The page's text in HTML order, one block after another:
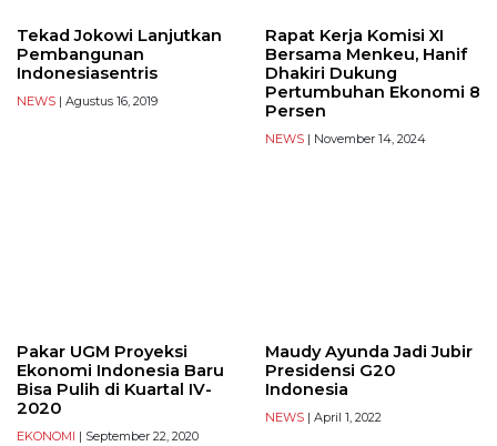
Tekad Jokowi Lanjutkan
Pembangunan
Indonesiasentris
NEWS | Agustus 16, 2019
Rapat Kerja Komisi XI
Bersama Menkeu, Hanif
Dhakiri Dukung
Pertumbuhan Ekonomi 8
Persen
NEWS | November 14, 2024
Pakar UGM Proyeksi
Ekonomi Indonesia Baru
Bisa Pulih di Kuartal IV-
2020
EKONOMI | September 22, 2020
Maudy Ayunda Jadi Jubir
Presidensi G20
Indonesia
NEWS | April 1, 2022